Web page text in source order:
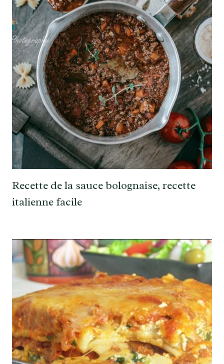
Recette de la sauce bolognaise, recette
italienne facile